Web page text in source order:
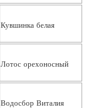
Кувшинка белая
Лотос орехоносный
Водосбор Виталия